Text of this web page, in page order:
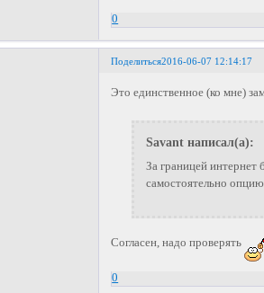
0
Поделиться2016-06-07 12:14:17
Это единственное (ко мне)
Savant написал(а):
За границей
самостоятельно
Согласен, надо проверять
0